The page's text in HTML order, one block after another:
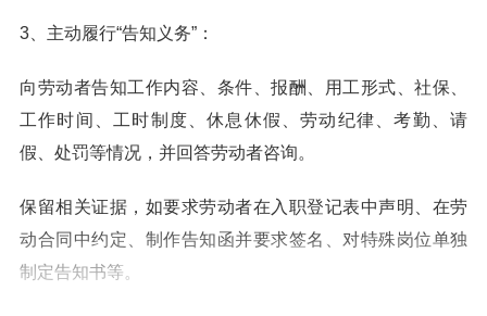
3、主动履行“告知义务”：
向劳动者告知工作内容、条件、报酬、用工形式、社保、
工作时间、工时制度、休息休假、劳动纪律、考勤、请
假、处罚等情况，并回答劳动者咨询。
保留相关证据，如要求劳动者在入职登记表中声明、在劳
动合同中约定、制作告知函并要求签名、对特殊岗位单独
制定告知书等。